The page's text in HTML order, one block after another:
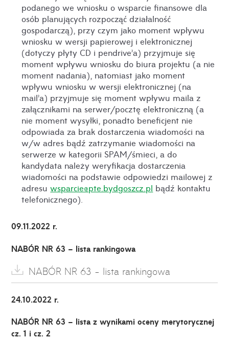
podanego we wniosku o wsparcie finansowe dla
osób planujących rozpocząć działalność
gospodarczą), przy czym jako moment wpływu
wniosku w wersji papierowej i elektronicznej
(dotyczy płyty CD i pendrive’a) przyjmuje się
moment wpływu wniosku do biura projektu (a nie
moment nadania), natomiast jako moment
wpływu wniosku w wersji elektronicznej (na
mail’a) przyjmuje się moment wpływu maila z
załącznikami na serwer/pocztę elektroniczną (a
nie moment wysyłki, ponadto beneficjent nie
odpowiada za brak dostarczenia wiadomości na
w/w adres bądź zatrzymanie wiadomości na
serwerze w kategorii SPAM/śmieci, a do
kandydata należy weryfikacja dostarczenia
wiadomości na podstawie odpowiedzi mailowej z
adresuwsparcie@pte.bydgoszcz.pl bądź kontaktu
telefonicznego).
09.11.2022 r.
NABÓR NR 63 – lista rankingowa
NABÓR NR 63 - lista rankingowa
24.10.2022 r.
NABÓR NR 63 – lista z wynikami oceny merytorycznej
cz. 1 i cz. 2